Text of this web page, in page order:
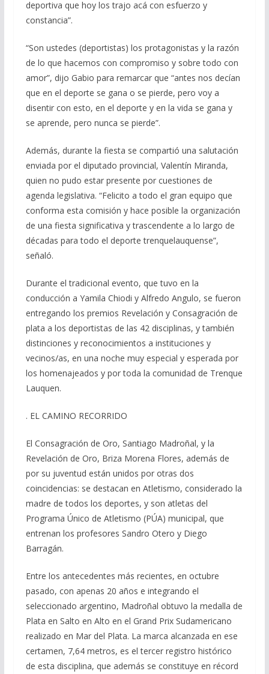
deportiva que hoy los trajo acá con esfuerzo y
constancia”.
“Son ustedes (deportistas) los protagonistas y la razón
de lo que hacemos con compromiso y sobre todo con
amor”, dijo Gabio para remarcar que “antes nos decían
que en el deporte se gana o se pierde, pero voy a
disentir con esto, en el deporte y en la vida se gana y
se aprende, pero nunca se pierde”.
Además, durante la fiesta se compartió una salutación
enviada por el diputado provincial, Valentín Miranda,
quien no pudo estar presente por cuestiones de
agenda legislativa. “Felicito a todo el gran equipo que
conforma esta comisión y hace posible la organización
de una fiesta significativa y trascendente a lo largo de
décadas para todo el deporte trenquelauquense”,
señaló.
Durante el tradicional evento, que tuvo en la
conducción a Yamila Chiodi y Alfredo Angulo, se fueron
entregando los premios Revelación y Consagración de
plata a los deportistas de las 42 disciplinas, y también
distinciones y reconocimientos a instituciones y
vecinos/as, en una noche muy especial y esperada por
los homenajeados y por toda la comunidad de Trenque
Lauquen.
. EL CAMINO RECORRIDO
El Consagración de Oro, Santiago Madroñal, y la
Revelación de Oro, Briza Morena Flores, además de
por su juventud están unidos por otras dos
coincidencias: se destacan en Atletismo, considerado la
madre de todos los deportes, y son atletas del
Programa Único de Atletismo (PÚA) municipal, que
entrenan los profesores Sandro Otero y Diego
Barragán.
Entre los antecedentes más recientes, en octubre
pasado, con apenas 20 años e integrando el
seleccionado argentino, Madroñal obtuvo la medalla de
Plata en Salto en Alto en el Grand Prix Sudamericano
realizado en Mar del Plata. La marca alcanzada en ese
certamen, 7,64 metros, es el tercer registro histórico
de esta disciplina, que además se constituye en récord